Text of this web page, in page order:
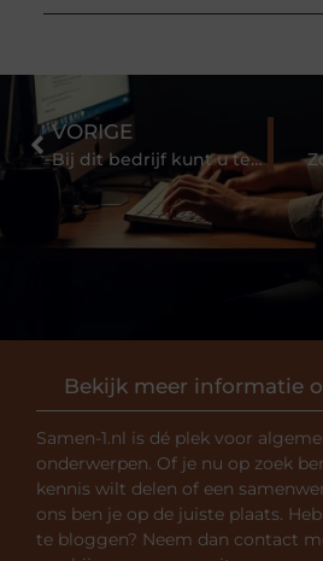
Bekijk meer informatie
Samen-1.nl is dé plek voor
onderwerpen. Of je nu op zoek
kennis wilt delen of een
ons ben je op de juiste plaats.
te bloggen? Neem dan contact
VORIGE
Bij dit bedrijf kunt u terecht voor schuldsanering in Rotterdam